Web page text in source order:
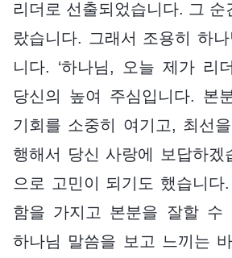
리더로 선출되었습니다. 그 순
랐습니다. 그래서 조용히 하
니다. ‘하나님, 오늘 제가 리
당신의 높여 주심입니다. 본
기회를 소중히 여기고, 최선
행해서 당신 사랑에 보답하겠
으로 고민이 되기도 했습니다
함을 가지고 본분을 잘할 수
하나님 말씀을 보고 느끼는